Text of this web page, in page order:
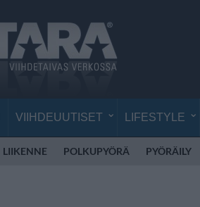
VIIHDEUUTISET LIFESTYLE
LIIKENNE POLKUPYÖRÄ PYÖRÄILY